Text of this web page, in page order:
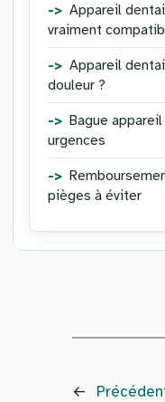
Appareil
vraiment
Appareil
douleur ?
Bague
urgences
pièges à éviter
←